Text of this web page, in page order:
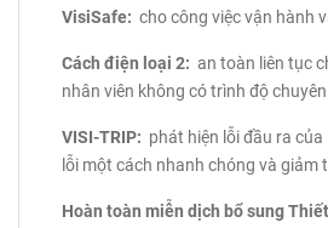
VisiSafe: cho công việc vận hành
Cách điện loại 2: an toàn liên tục
nhân viên không có trình độ
VISI-TRIP: phát hiện lỗi đầu ra
lỗi một cách nhanh chóng và giảm
Hoàn toàn miễn dịch bổ sung